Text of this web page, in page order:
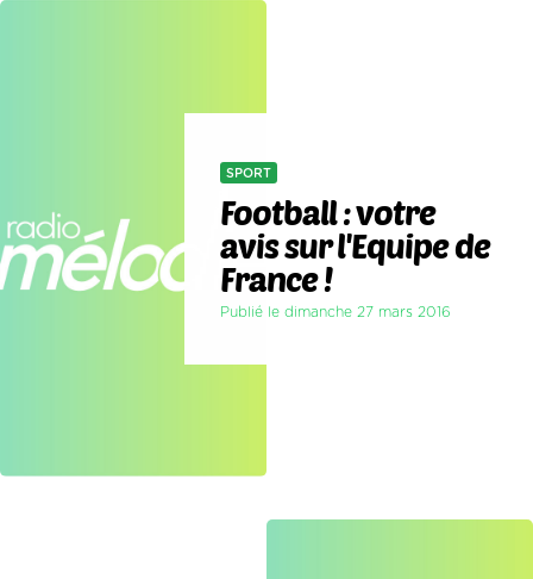
SPORT
Football : votre
avis sur l'Equipe de
France !
Publié le dimanche 27 mars 2016